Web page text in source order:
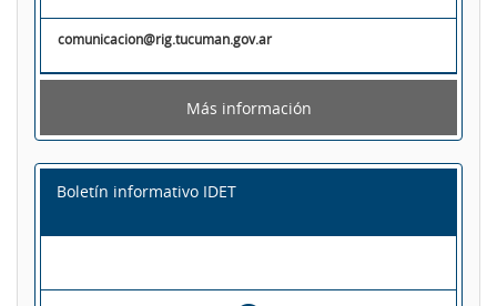
comunicacion@rig.tucuman.gov.ar
Más información
Boletín informativo IDET